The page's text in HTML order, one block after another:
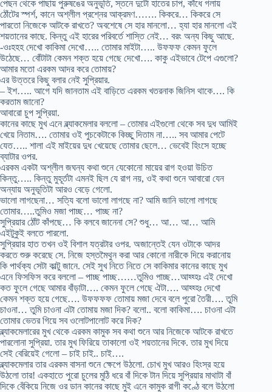
পেছন থেকে পাছায় পুরুষঙের অনুভূতি, স্তনে দুটো হাতের চাপ, কাঁধে গলায়
ঠোঁটের স্পর্শ, কানে অশ্লীল প্রশ্নের আক্রমণ……. কিকরে… কিকরে সে
পারতো নিজেকে আটকে রাখতে? অবশেষে সে হার মানলো… হ্যা হার মানলো এই
শয়তানের কাছে. কিন্তু এই হারের পরিবর্তে শাস্তি নেই… বরং অন্য কিছু আছে.
-ওঃহহহ দেখো কাকিমা দেখো….. তোমার মাইটা….. উফফফ কেমন ফুলে
উঠেছে… বোঁটাটা কেমন শক্ত হয়ে গেছে দেখো…. কাকু এইভাবে টেপে এগুলো?
আমার মতো এরকম আদর করে তোমায়?
এর উত্তরে কিছু বলার নেই সুপ্রিয়ার.
– ইশ….. আগে যদি জানতাম এই বাড়িতে এরকম খতরনাক জিনিস থাকে…. কি
করতাম জানো?
আবারো চুপ সুপ্রিয়া.
কানের কাছে মুখ এনে ব্ল্যাকমেলার বললো – তোমার এইগুলো থেকে সব দুধ আমিই
খেয়ে নিতাম…. তোমার ওই পুচকেটাকে কিচ্ছু দিতাম না….. সব আমার পেটে
যেত….. শালা এই মাইয়ের দুধ খেয়েছে তোমার ছেলে… ভেবেই হিংসে হচ্ছে
ব্যাটার ওপর.
এরকম একটা অশ্লীল জঘন্য কথা শুনে যেকোনো মায়ের রাগ হওয়া উচিত
কিন্তু….. কিন্তু মুহূর্তটা এমনই ছিল যে রাগ নয়, ওই কথা শুনে আবারো যেন
অন্যায় অনুভূতিটা আরও বেড়ে গেলো.
ভালো লাগছেনা… সত্যি বলো ভালো লাগছে না? আমি জানি ভালো লাগছে
তোমার…..তুমিও মজা পাচ্ছ… পাচ্ছ না?
সুপ্রিয়ার ঠোঁট কাঁপছে… কি বলবে জানেনা সে? শুধু… আ… আ… আমি
এইটুকুই বলতে পারলো.
সুপ্রিয়ার হাত তখন ওই বিশাল যত্রটার ওপর. অজান্তেই যেন ওটাকে আদর
করতে শুরু করেছে সে. নিজে হস্তমৈথুন করা আর কোনো নারীকে দিয়ে করানোয়
কি পার্থক্য সেটা কাল্টু জানে. সেই সুখ নিতে নিতে সে কাকিমার কানের কাছে মুখ
এনে ফিসফিস করে বললো – পাচ্ছ পাচ্ছ……তুমিও পাচ্ছ…আহ্হ্হঃ এই দেখো
কত ফুলে গেছে আমার বাঁড়াটা…. কেমন ফুলে গেছে ঐটা…. আহ্হ্হঃ দেখো
কেমন শক্ত হয়ে গেছে…. উফফফফ তোমায় মজা দেবে বলে পুরো তৈরী…. তুমি
চাওনা… তুমি চাওনা এটা তোমায় মজা দিক? বলো.. বলো কাকিমা…. চাওনা এটা
তোমার ভেতর গিয়ে সব ওলোটপালোট করে দিক?
ব্ল্যাকমেলারের মুখ থেকে এরকম কামুক সব কথা শুনে আর নিজেকে আটকে রাখতে
পারলোনা সুপ্রিয়া. তার মুখ ফিরিয়ে তাকালো ওই শয়তানের দিকে. তার মুখ দিয়ে
সেই বেরিয়েই গেলো – চাই চাই.. চাই….
ব্ল্যাকমেলার তার এরকম বাসনা শুনে ক্ষেপে উঠলো. চোখ মুখ আরও হিংস্র হয়ে
উঠলো তার! একহাতে পুরো চুলের মুঠি ধরে বাঁ দিকে টান দিয়ে সুপ্রিয়ার মাথাটা বাঁ
দিকে বেঁকিয়ে নিজে ওর ডান কানের কাছে মুই এনে কামুক রাগী কণ্ঠে বলে উঠলো